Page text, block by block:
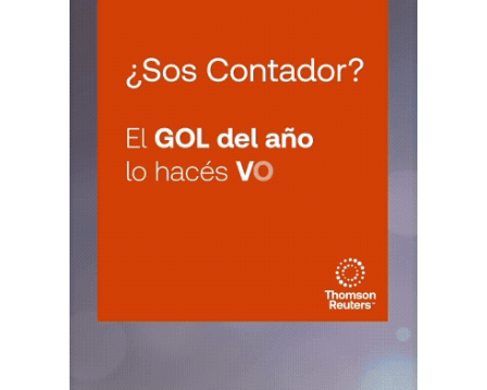
CUIT 0-1-2-3-4-5-6-7-8-9-…
CHUBUT